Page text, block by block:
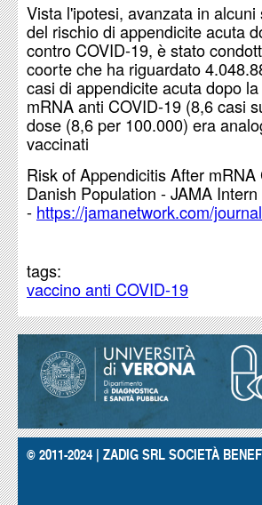
Vista l'ipotesi, avanzata in
del rischio di appendicite acuta
contro COVID-19, è stato
coorte che ha riguardato
casi di appendicite acuta dopo
mRNA anti COVID-19 (8,6 casi
dose (8,6 per 100.000) era
vaccinati
Risk of Appendicitis After
Danish Population - JAMA
- https://jamanetwork.com/
tags:
vaccino anti COVID-19
© 2011-2024 | ZADIG SRL SOCIETÀ